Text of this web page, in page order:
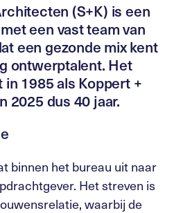
(S+K) is een
een vast team van
een gezonde mix kent
ontwerptalent. Het
1985 als Koppert +
2025 dus 40 jaar.
binnen het bureau uit naar
Het streven is
waarbij de